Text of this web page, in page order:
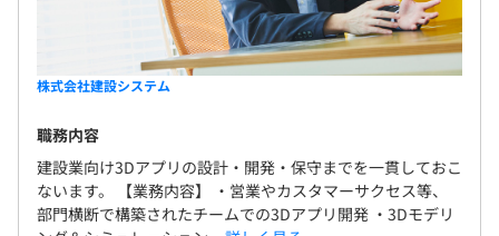
株式会社建設システム
職務内容
建設業向け3Dアプリの設計・開発・保守までを一貫しておこ
ないます。 【業務内容】 ・営業やカスタマーサクセス等、
部門横断で構築されたチームでの3Dアプリ開発 ・3Dモデリ